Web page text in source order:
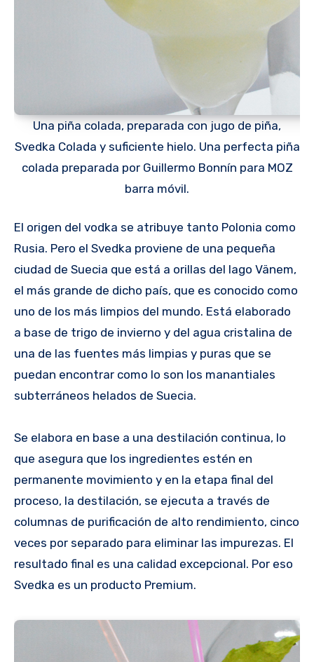
Una piña colada, preparada con jugo de piña,
Svedka Colada y suficiente hielo. Una perfecta piña
colada preparada por Guillermo Bonnín para MOZ
barra móvil.
El origen del vodka se atribuye tanto Polonia como
Rusia. Pero el Svedka proviene de una pequeña
ciudad de Suecia que está a orillas del lago Vänem,
el más grande de dicho país, que es conocido como
uno de los más limpios del mundo. Está elaborado
a base de trigo de invierno y del agua cristalina de
una de las fuentes más limpias y puras que se
puedan encontrar como lo son los manantiales
subterráneos helados de Suecia.
Se elabora en base a una destilación continua, lo
que asegura que los ingredientes estén en
permanente movimiento y en la etapa final del
proceso, la destilación, se ejecuta a través de
columnas de purificación de alto rendimiento, cinco
veces por separado para eliminar las impurezas. El
resultado final es una calidad excepcional. Por eso
Svedka es un producto Premium.